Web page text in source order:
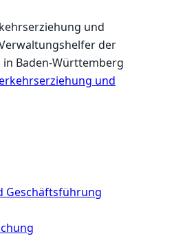
und
der
Baden-Württemberg
Geschäftsführung